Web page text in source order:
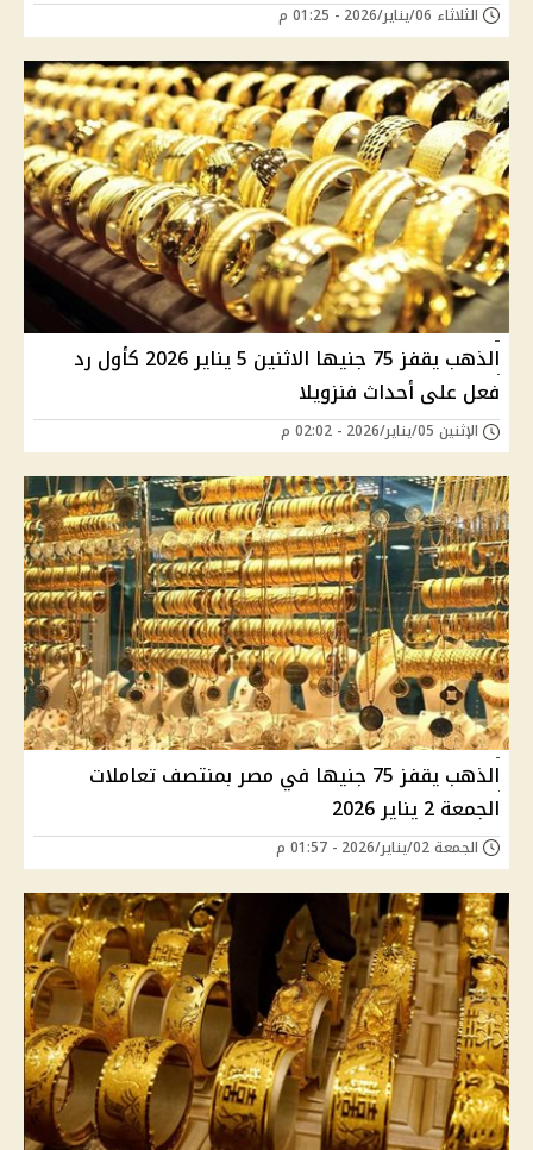
الثلاثاء 06/يناير/2026 - 01:25 م
الذهب يقفز 75 جنيها الاثنين 5 يناير 2026 كأول رد
فعل على أحداث فنزويلا
الإثنين 05/يناير/2026 - 02:02 م
الذهب يقفز 75 جنيها في مصر بمنتصف تعاملات
الجمعة 2 يناير 2026
الجمعة 02/يناير/2026 - 01:57 م